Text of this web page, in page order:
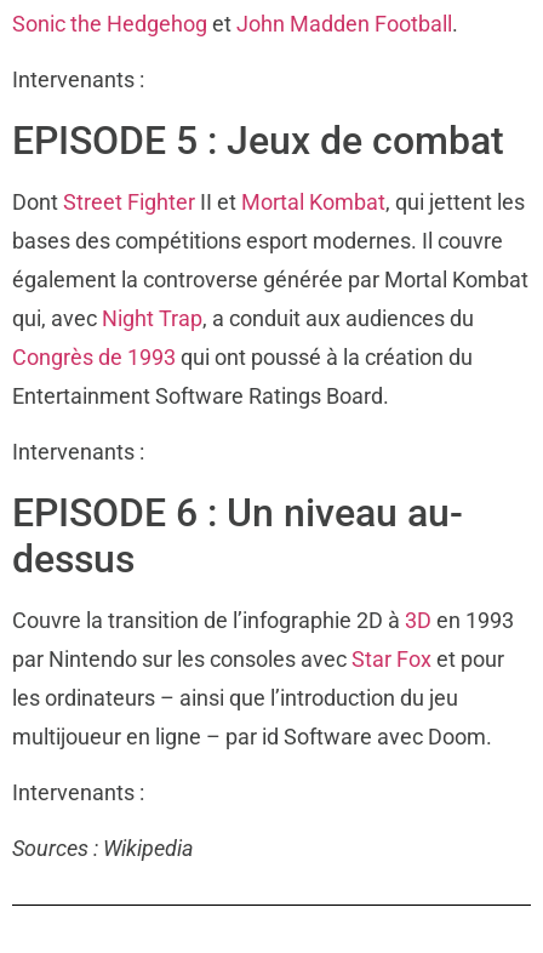
Sonic the Hedgehog etJohn Madden Football .
Intervenants :
EPISODE 5 : Jeux de combat
DontStreet Fighter II et Mortal Kombat, qui jettent les
bases des compétitions esport modernes. Il couvre
également la controverse générée par Mortal Kombat
qui, avec Night Trap, a conduit aux audiences du
Congrès de 1993 qui ont poussé à la création du
Entertainment Software Ratings Board.
Intervenants :
EPISODE 6 : Un niveau au-
dessus
Couvre la transition de l’infographie 2D à 3D en 1993
par Nintendo sur les consoles avecStar Foxet pour
les ordinateurs – ainsi que l’introduction du jeu
multijoueur en ligne – par id Software avec Doom.
Intervenants :
Sources : Wikipedia